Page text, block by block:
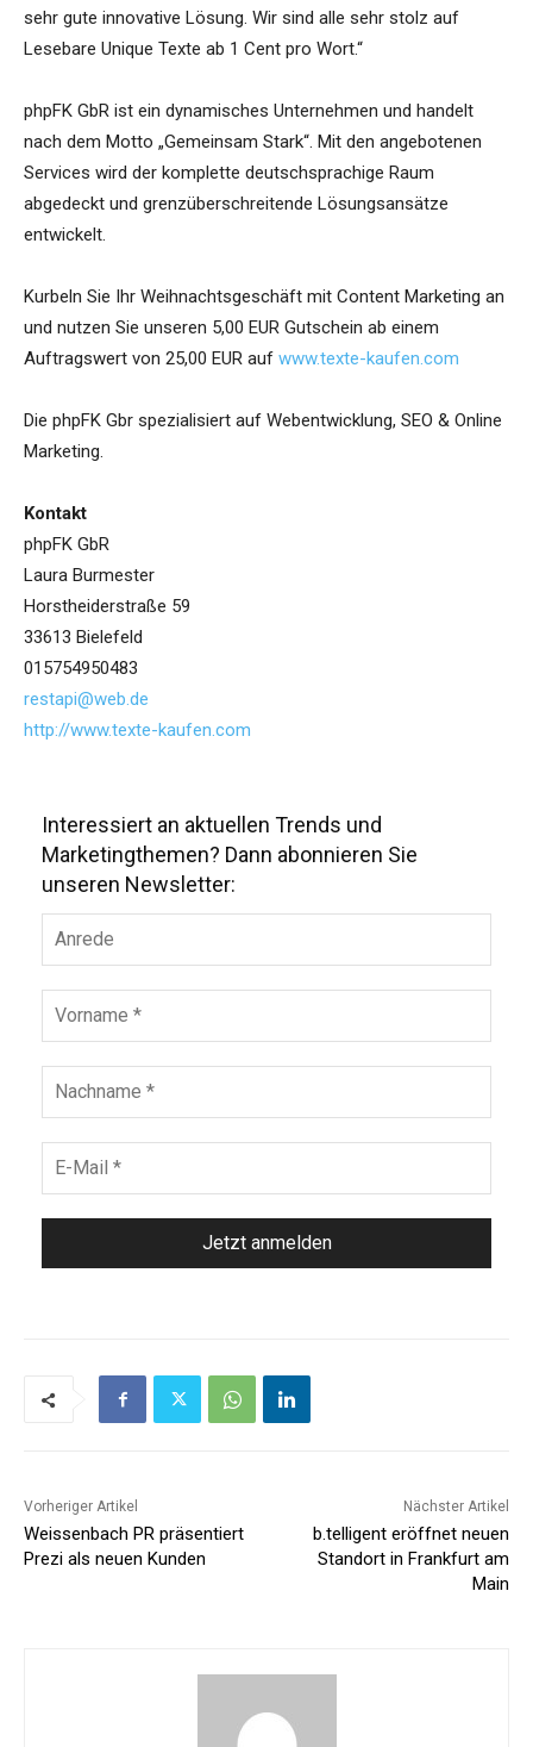
sehr gute innovative Lösung. Wir sind alle sehr stolz auf
Lesebare Unique Texte ab 1 Cent pro Wort.“
phpFK GbR ist ein dynamisches Unternehmen und handelt
nach dem Motto „Gemeinsam Stark“. Mit den angebotenen
Services wird der komplette deutschsprachige Raum
abgedeckt und grenzüberschreitende Lösungsansätze
entwickelt.
Kurbeln Sie Ihr Weihnachtsgeschäft mit Content Marketing an
und nutzen Sie unseren 5,00 EUR Gutschein ab einem
Auftragswert von 25,00 EUR auf www.texte-kaufen.com
Die phpFK Gbr spezialisiert auf Webentwicklung, SEO & Online
Marketing.
Kontakt
phpFK GbR
Laura Burmester
Horstheiderstraße 59
33613 Bielefeld
015754950483
restapi@web.de
http://www.texte-kaufen.com
Interessiert an aktuellen Trends und
Marketingthemen? Dann abonnieren Sie
unseren Newsletter:
Vorheriger Artikel
Weissenbach PR präsentiert
Prezi als neuen Kunden
Nächster Artikel
b.telligent eröffnet neuen
Standort in Frankfurt am
Main